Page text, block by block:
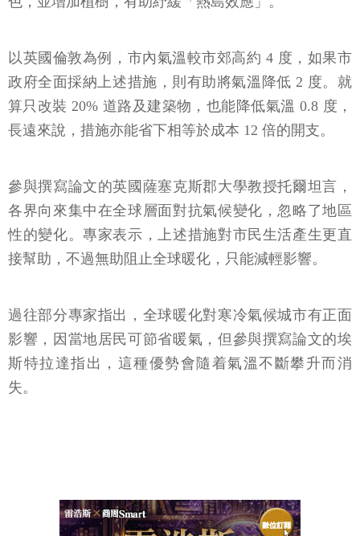
以英國倫敦為例，市內氣溫較市郊高約 4 度，如果市
政府全面採納上述措施，則有助將氣溫降低 2 度。就
算只改裝 20% 道路及建築物，也能降低氣溫 0.8 度，
長遠來說，措施亦能省下相等於成本 12 倍的開支。
參與撰寫論文的英國薩塞克斯郡大學教授托爾坦言，
各界向來集中在全球層面對抗氣候變化，忽略了地區
性的變化。專家表示，上述措施對市民生活產生更直
接幫助，不過無助阻止全球暖化，只能減輕影響。
過往部分專家指出，全球暖化對寒冷氣候城市有正面
影響，因當地居民可節省暖氣，但參與撰寫論文的埃
斯特拉達指出，這種優勢會隨着氣溫不斷攀升而消
失。